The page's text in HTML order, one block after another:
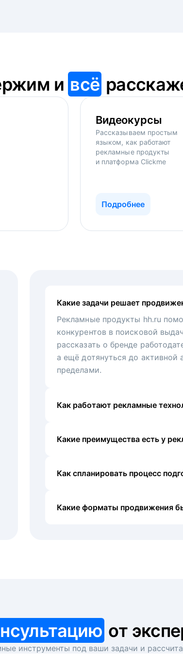
и всё
Видеокурсы
Рассказываем простым
языком, как работают
рекламные продукты
и платформа Clickme
Подробнее
Какие задачи решает
Рекламные продукты hh.ru
конкурентов в поисковой
рассказать о бренде
а ещё дотянуться до активной
пределами.
Как работают рекламные
Какие преимущества есть у
Как спланировать процесс
Какие форматы продвижения
от
инструменты под ваши задачи и